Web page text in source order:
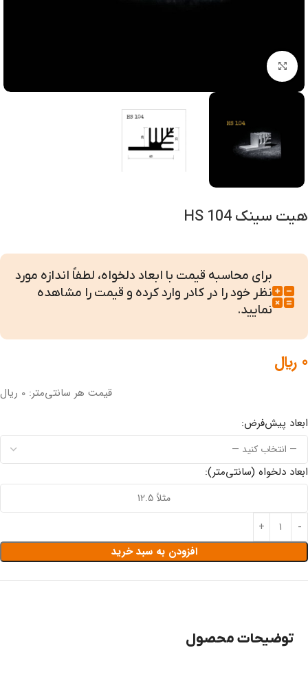
بزرگنمایی تصویر
هیت سینک HS 104
برای محاسبه قیمت با ابعاد دلخواه، لطفاً اندازه مورد
نظر خود را در کادر وارد کرده و قیمت را مشاهده
نمایید.
0 ﷼
قیمت هر سانتی‌متر: 0 ریال
ابعاد پیش‌فرض:
ابعاد دلخواه (سانتی‌متر):
افزودن به سبد خرید
توضیحات محصول